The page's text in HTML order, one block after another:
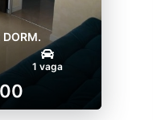
DORM.
1 vaga